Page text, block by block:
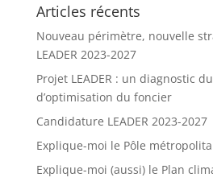
Articles récents
Nouveau périmètre, nouvelle
LEADER 2023-2027
Projet LEADER : un diagnostic
d’optimisation du foncier
Candidature LEADER 2023-2027
Explique-moi le Pôle
Explique-moi (aussi) le Plan